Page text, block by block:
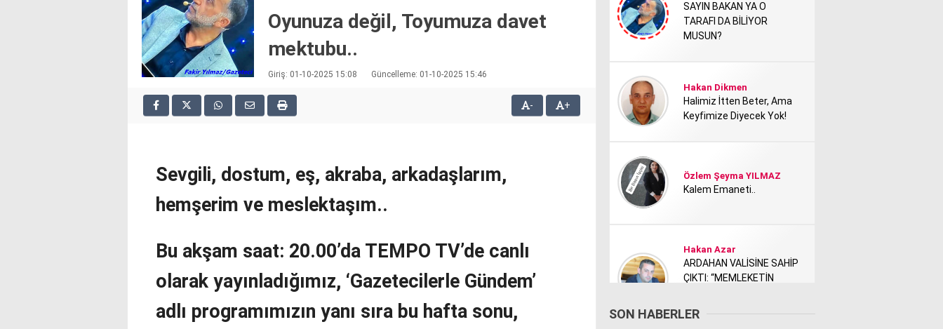
Oyunuza değil, Toyumuza davet
mektubu..
Giriş: 01-10-2025 15:08 Güncelleme: 01-10-2025 15:46
- +
Sevgili, dostum, eş, akraba, arkadaşlarım,
hemşerim ve meslektaşım..
Bu akşam saat: 20.00’da TEMPO TV’de canlı
olarak yayınladığımız, ‘Gazetecilerle Gündem’
adlı programımızın yanı sıra bu hafta sonu,
SAYIN BAKAN YA O
TARAFI DA BİLİYOR
MUSUN?
Hakan Dikmen
Halimiz İtten Beter, Ama
Keyfimize Diyecek Yok!
Özlem Şeyma YILMAZ
Kalem Emaneti..
Hakan Azar
ARDAHAN VALİSİNE SAHİP
ÇIKTI: “MEMLEKETİN
RAHATSIZ ETTİ?”
SON HABERLER